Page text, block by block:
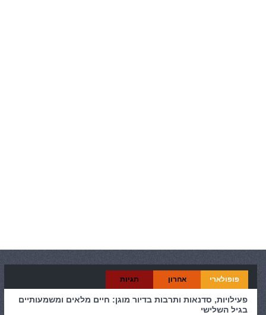
פופולארי אחרון תגיות
פעילויות, סדנאות ותרבות בדיור מוגן: חיים מלאים ומשמעותיים
בגיל השלישי